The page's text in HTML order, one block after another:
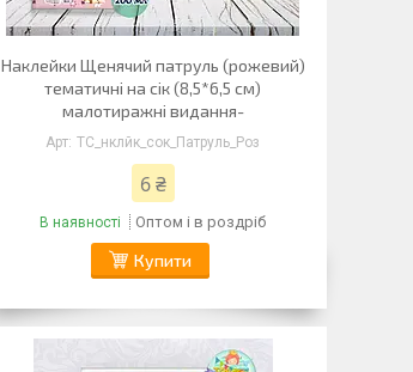
Наклейки Щенячий патруль (рожевий)
тематичні на сік (8,5*6,5 см)
малотиражні видання-
ТС_нклйк_сок_Патруль_Роз
6 ₴
В наявності Оптом і в роздріб
Купити